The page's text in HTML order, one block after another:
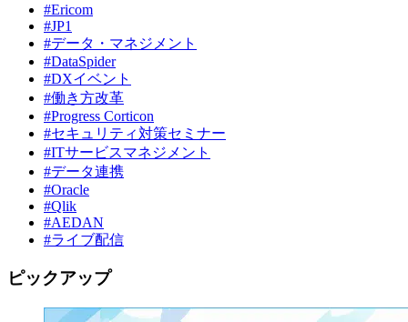
#Ericom
#JP1
#データ・マネジメント
#DataSpider
#DXイベント
#働き方改革
#Progress Corticon
#セキュリティ対策セミナー
#ITサービスマネジメント
#データ連携
#Oracle
#Qlik
#AEDAN
#ライブ配信
ピックアップ